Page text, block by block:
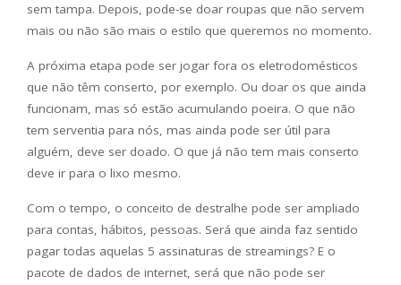
sem tampa. Depois, pode-se doar roupas que não servem
mais ou não são mais o estilo que queremos no momento.
A próxima etapa pode ser jogar fora os eletrodomésticos
que não têm conserto, por exemplo. Ou doar os que ainda
funcionam, mas só estão acumulando poeira. O que não
tem serventia para nós, mas ainda pode ser útil para
alguém, deve ser doado. O que já não tem mais conserto
deve ir para o lixo mesmo.
Com o tempo, o conceito de destralhe pode ser ampliado
para contas, hábitos, pessoas. Será que ainda faz sentido
pagar todas aquelas 5 assinaturas de streamings? E o
pacote de dados de internet, será que não pode ser